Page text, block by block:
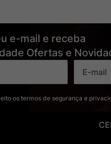
e-mail e receba
Ofertas e
os termos de segurança e